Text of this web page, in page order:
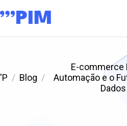
'P Blog
E-commerce
Automação e o